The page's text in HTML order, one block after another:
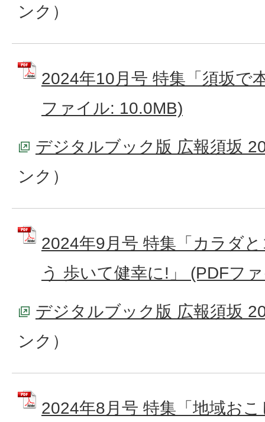
ンク）
2024年10月号 特集「須坂で
ファイル: 10.0MB)
デジタルブック版 広報須坂
ンク）
2024年9月号 特集「カラダ
う 歩いて健幸に!」 (PDFフ
デジタルブック版 広報須坂
ンク）
2024年8月号 特集「地域お